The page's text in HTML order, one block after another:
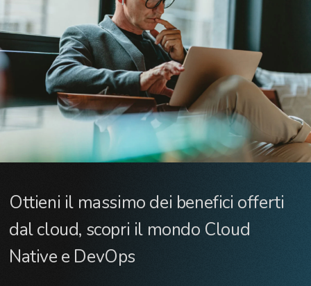
Ottieni il massimo dei benefici offerti
dal cloud, scopri il mondo Cloud
Native e DevOps